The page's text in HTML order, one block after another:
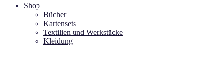
Shop
Bücher
Kartensets
Textilien und Werkstücke
Kleidung